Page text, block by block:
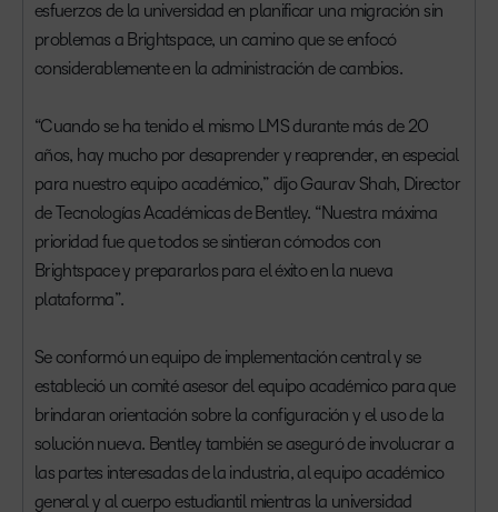
esfuerzos de la universidad en planificar una migración sin
problemas a Brightspace, un camino que se enfocó
considerablemente en la administración de cambios.
“Cuando se ha tenido el mismo LMS durante más de 20
años, hay mucho por desaprender y reaprender, en especial
para nuestro equipo académico,” dijo Gaurav Shah, Director
de Tecnologías Académicas de Bentley. “Nuestra máxima
prioridad fue que todos se sintieran cómodos con
Brightspace y prepararlos para el éxito en la nueva
plataforma”.
Se conformó un equipo de implementación central y se
estableció un comité asesor del equipo académico para que
brindaran orientación sobre la configuración y el uso de la
solución nueva. Bentley también se aseguró de involucrar a
las partes interesadas de la industria, al equipo académico
general y al cuerpo estudiantil mientras la universidad